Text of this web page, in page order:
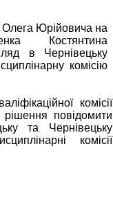
Олега Юрійовича на
Костянтина
в Чернівецьку
комісію
комісії
повідомити
та Чернівецьку
комісії